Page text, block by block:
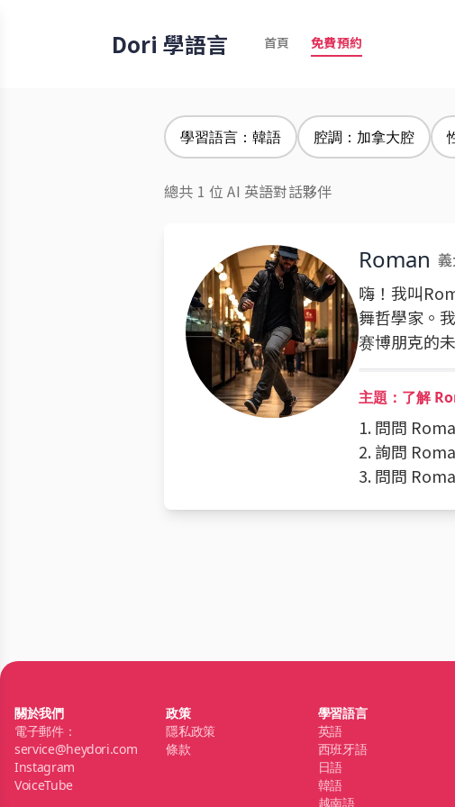
Dori 學語言 首頁 免費預約
學習語言：韓語 腔調：加拿大腔
總共 1 位 AI 英語對話夥伴
Roman
嗨！我叫
舞哲學家。
赛博朋克的
主題：了解
1. 問問
2. 詢問
3. 問問
關於我們
電子郵件：
service@heydori.com
Instagram
VoiceTube
政策
隱私政策
條款
學習語言
英語
西班牙語
日語
韓語
越南語